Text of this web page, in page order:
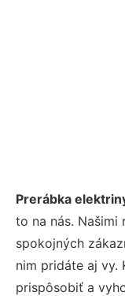
Prerábka
to na nás. Našimi
spokojných
nim pridáte aj vy.
prispôsobiť a